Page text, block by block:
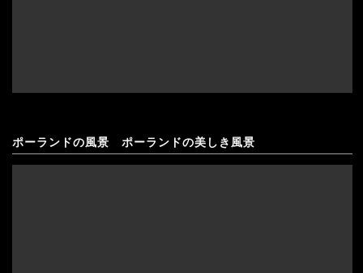
ポーランドの風景 ポーランドの美しき風景